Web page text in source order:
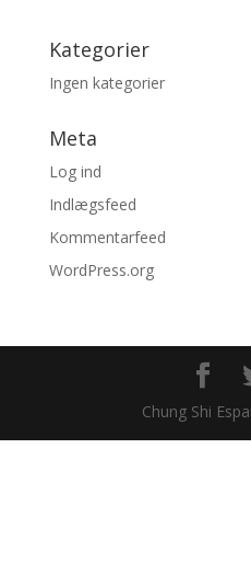
Kategorier
Ingen kategorier
Meta
Log ind
Indlægsfeed
Kommentarfeed
WordPress.org
Chung Shi